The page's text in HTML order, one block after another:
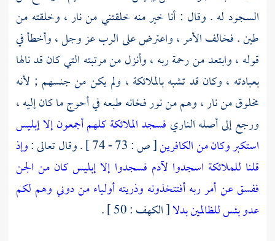
السجود له . وقال : أنا خير منه خلقتني من نار ، وخلقته من
طين . فخالف الأمر ، واعترض على الرب عز وجل ، وأخطأ في
قوله ، وابتعد من رحمة ربه ، وأنزل من مرتبته التي كان قد نالها
بعبادته ، وكان قد تشبه بالملائكة ، ولم يكن من جنسهم ; لأنه
مخلوق من نار ، وهم من نور فخانه طبعه في أحوج ما كان إليه ،
ورجع إلى أصله الناري فسجد الملائكة كلهم أجمعون إلا إبليس
استكبر وكان من الكافرين[ ص : 73 - 74 ] . وقال تعالى :
وإذ
قلنا للملائكة اسجدوا لآدم فسجدوا إلا إبليس كان من الجن
ففسق عن أمر ربه أفتتخذونه وذريته أولياء من دوني وهم لكم
عدو بئس للظالمين بدلا[ الكهف : 50 ] .